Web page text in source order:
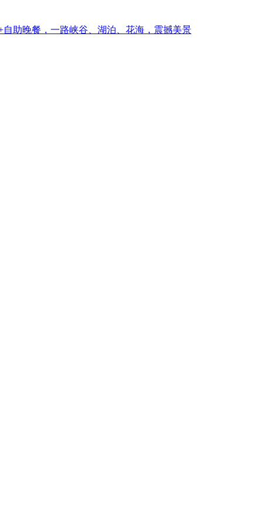
助晚餐，一路峡谷、湖泊、花海，震撼美景